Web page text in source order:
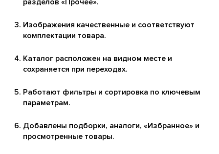
разделов «Прочее».
Изображения качественные и соответствуют
комплектации товара.
Каталог расположен на видном месте и
сохраняется при переходах.
Работают фильтры и сортировка по ключевым
параметрам.
Добавлены подборки, аналоги, «Избранное» и
просмотренные товары.